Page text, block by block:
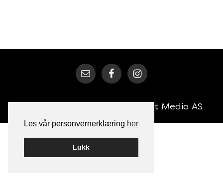
Les vår personvernerklæring her
Lukk
Smart Media AS